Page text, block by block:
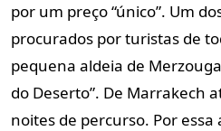
por um preço “único”. Um
procurados por turistas de
pequena aldeia de
do Deserto”. De Marrakech
noites de percurso. Por